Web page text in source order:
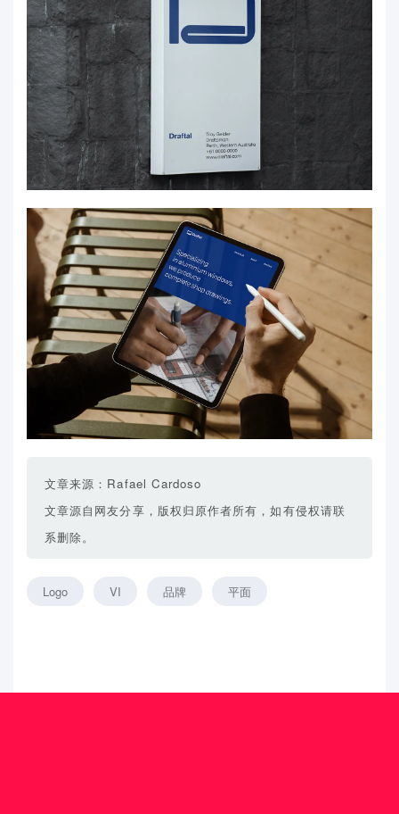
文章来源：Rafael Cardoso
文章源自网友分享，版权归原作者所有，如有侵权请联
系删除。
Logo VI 品牌 平面